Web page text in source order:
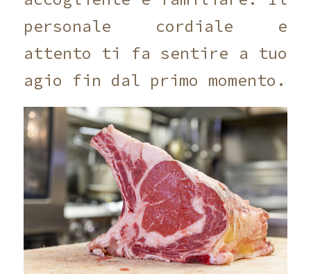
personale cordiale e
attento ti fa sentire a tuo
agio fin dal primo momento.